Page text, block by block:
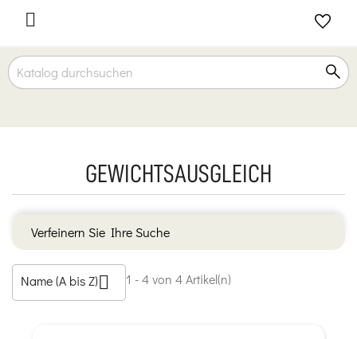

GEWICHTSAUSGLEICH
Verfeinern Sie Ihre Suche
Name (A bis Z) 1 - 4 von 4 Artikel(n)